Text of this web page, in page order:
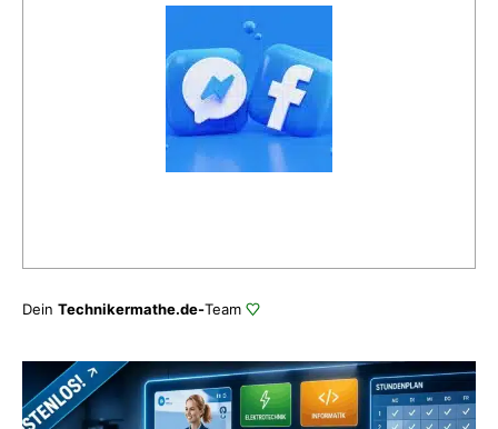
Dein Technikermathe.de-Team